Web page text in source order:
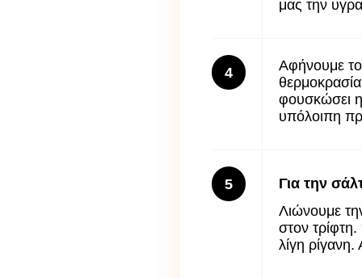
μας την
4
Αφήνουμε το
φουσκώσει η
υπόλοιπη
5
Για την
Λιώνουμε
στον
λίγη ρίγανη.